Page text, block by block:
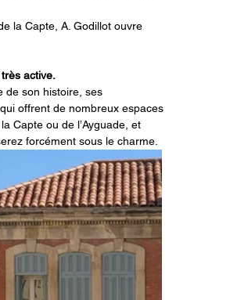
la Capte, A. Godillot ouvre
active.
de son histoire, ses
offrent de nombreux espaces
Capte ou de l’Ayguade, et
forcément sous le charme.